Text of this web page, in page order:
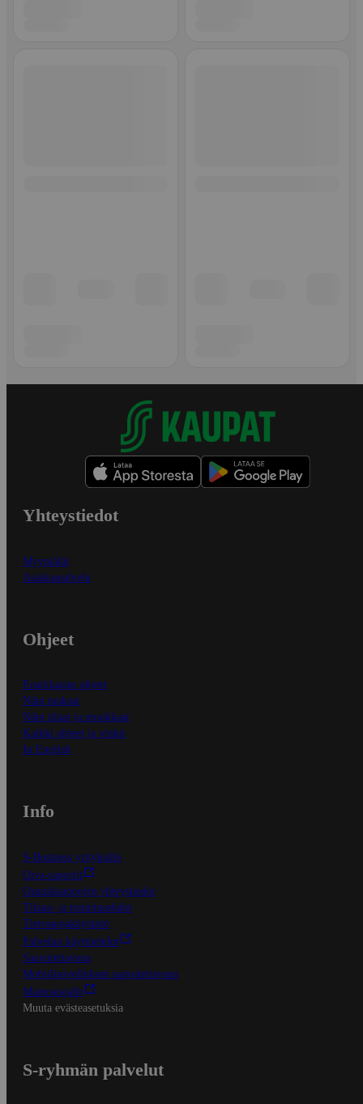
Yhteystiedot
Myymälät
Asiakaspalvelu
Ohjeet
Ensitilaajan ohjeet
Näin maksat
Näin tilaat ja muokkaat
Kaikki ohjeet ja vinkit
In English
Info
S-Business yrityksille
Oiva-raportit
Osuuskauppojen yhteystiedot
Tilaus- ja toimitusehdot
Tietosuojakäytäntö
Palvelun käyttöehdot
Saavutettavuus
Mobiilisovelluksen saavutettavuus
Mainostajalle
Muuta evästeasetuksia
S-ryhmän palvelut